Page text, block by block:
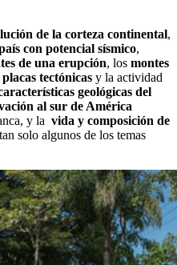
de la corteza continental,
con potencial sísmico,
de una erupción, los montes
tectónicas y la actividad
geológicas del
al sur de América
y la vida y composición de
solo algunos de los temas